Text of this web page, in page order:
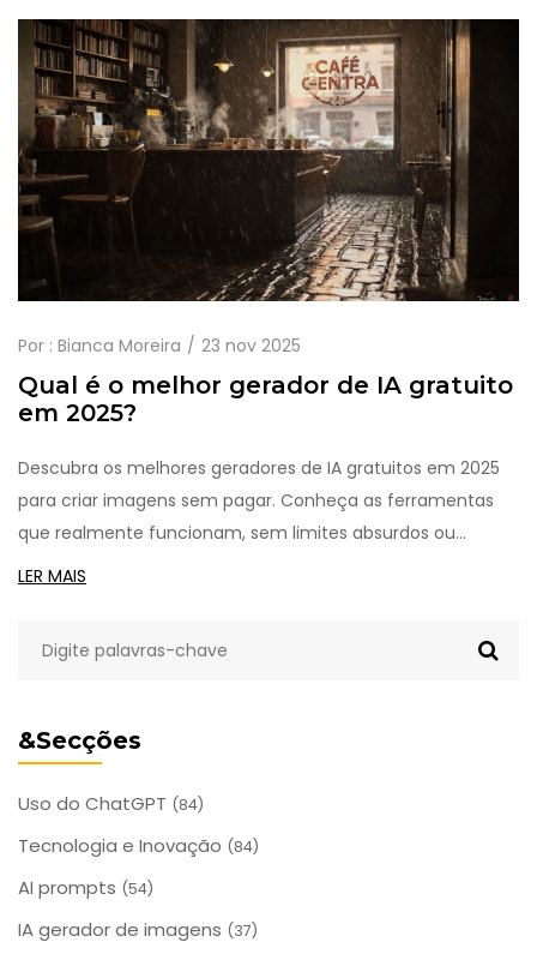
&Secções
Uso do ChatGPT (84)
Tecnologia e Inovação (84)
AI prompts (54)
IA gerador de imagens (37)
Por : Bianca Moreira 23 nov 2025
Qual é o melhor gerador de IA gratuito
em 2025?
Descubra os melhores geradores de IA gratuitos em 2025
para criar imagens sem pagar. Conheça as ferramentas
que realmente funcionam, sem limites absurdos ou
marcas d'água.
LER MAIS